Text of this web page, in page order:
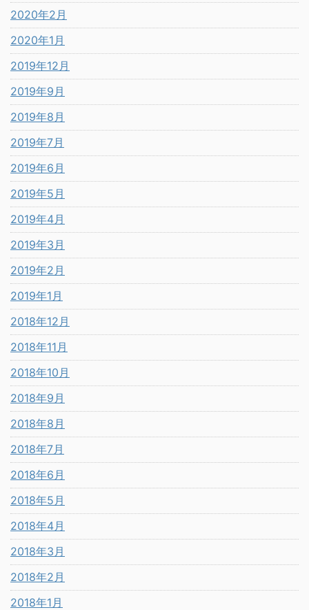
2020年2月
2020年1月
2019年12月
2019年9月
2019年8月
2019年7月
2019年6月
2019年5月
2019年4月
2019年3月
2019年2月
2019年1月
2018年12月
2018年11月
2018年10月
2018年9月
2018年8月
2018年7月
2018年6月
2018年5月
2018年4月
2018年3月
2018年2月
2018年1月